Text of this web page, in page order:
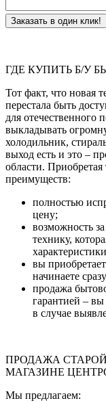
Заказать в один клик!
ГДЕ КУПИТЬ Б/У
Тот факт, что новая
перестала быть
для отечественного
выкладывать
холодильник,
выход есть и это –
области.
преимуществ:
полностью
цену;
возможность
технику,
вы
начинаете
продажа
гарантией – вы
в случае
ПРОДАЖА
МАГАЗИНЕ
Мы предлагаем: